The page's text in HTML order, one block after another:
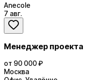
Anecole
7 авг.
Менеджер проекта
от 90 000 ₽
Москва